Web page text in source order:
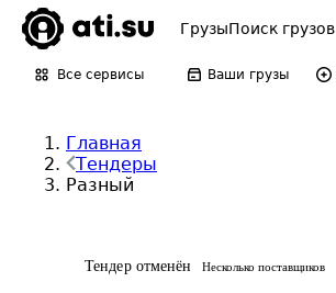
ГрузыПоиск грузов
Все сервисы Ваши грузы
Главная
Тендеры
Разный
Тендер отменён Несколько поставщиков